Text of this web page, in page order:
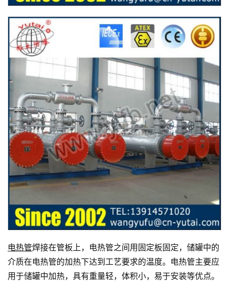
电热管焊接在管板上，电热管之间用固定板固定，储罐中的
介质在电热管的加热下达到工艺要求的温度。电热管主要应
用于储罐中加热，具有重量轻，体积小，易于安装等优点。